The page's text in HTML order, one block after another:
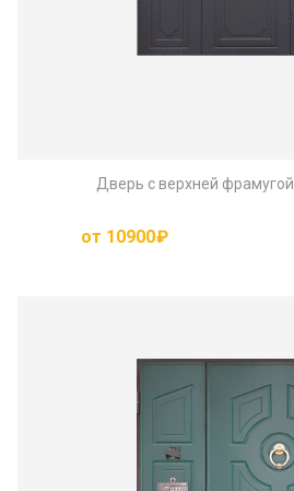
Дверь с верхней фрамугой
от 10900₽